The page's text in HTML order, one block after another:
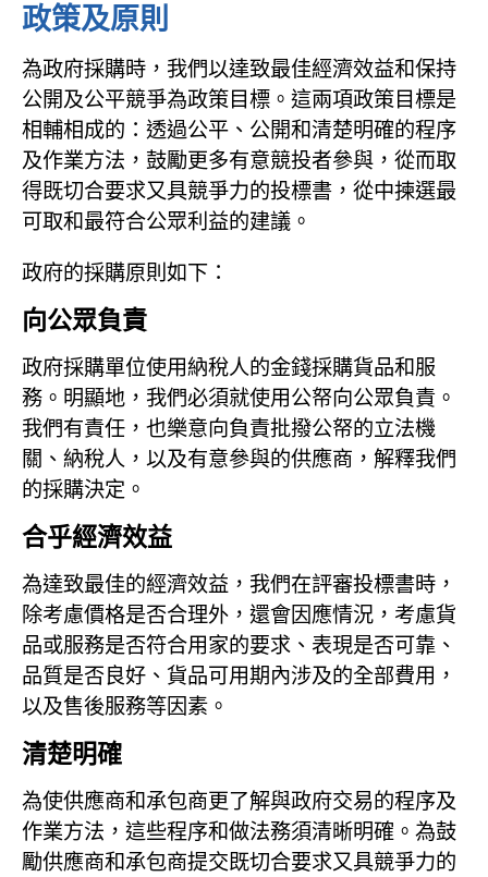
政策及原則
為政府採購時，我們以達致最佳經濟效益和保持
公開及公平競爭為政策目標。這兩項政策目標是
相輔相成的：透過公平、公開和清楚明確的程序
及作業方法，鼓勵更多有意競投者參與，從而取
得既切合要求又具競爭力的投標書，從中揀選最
可取和最符合公眾利益的建議。
政府的採購原則如下：
向公眾負責
政府採購單位使用納稅人的金錢採購貨品和服
務。明顯地，我們必須就使用公帑向公眾負責。
我們有責任，也樂意向負責批撥公帑的立法機
關、納稅人，以及有意參與的供應商，解釋我們
的採購決定。
合乎經濟效益
為達致最佳的經濟效益，我們在評審投標書時，
除考慮價格是否合理外，還會因應情況，考慮貨
品或服務是否符合用家的要求、表現是否可靠、
品質是否良好、貨品可用期內涉及的全部費用，
以及售後服務等因素。
清楚明確
為使供應商和承包商更了解與政府交易的程序及
作業方法，這些程序和做法務須清晰明確。為鼓
勵供應商和承包商提交既切合要求又具競爭力的